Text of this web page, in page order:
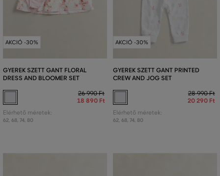
AKCIÓ -30%
GYEREK SZETT GANT FLORAL
DRESS AND BLOOMER SET
26 990 Ft
18 890 Ft
Elérhető méretek:
62, 68, 74, 80
AKCIÓ -30%
GYEREK SZETT GANT PRINTED
CREW AND JOG SET
28 990 Ft
20 290 Ft
Elérhető méretek:
62, 68, 74, 80